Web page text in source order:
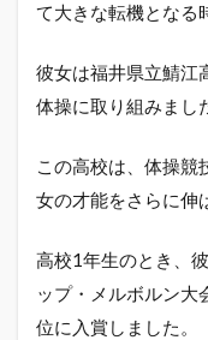
て大きな転機となる
彼女は福井県立鯖江
体操に取り組みまし
この高校は、体操競
女の才能をさらに伸
高校1年生のとき、
ップ・メルボルン大
位に入賞しました。